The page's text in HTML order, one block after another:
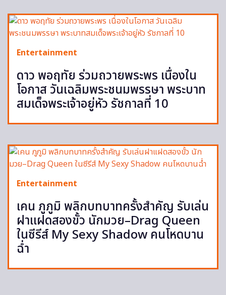
Entertainment
ดาว พอฤทัย ร่วมถวายพระพร เนื่องใน
โอกาส วันเฉลิมพระชนมพรรษา พระบาท
สมเด็จพระเจ้าอยู่หัว รัชกาลที่ 10
Entertainment
เคน ภูภูมิ พลิกบทบาทครั้งสำคัญ รับเล่น
ฝาแฝดสองขั้ว นักมวย–Drag Queen
ในซีรีส์ My Sexy Shadow คนโหดบาน
ฉ่ำ